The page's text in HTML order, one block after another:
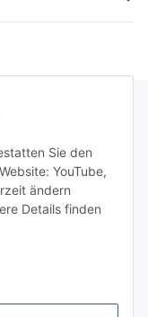
Sie den
YouTube,
ändern
Details finden